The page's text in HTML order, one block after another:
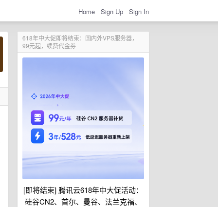
Home Sign Up Sign In
618年中大促即将结束：国内外VPS服务器，
99元起，续费代金券
[即将结束] 腾讯云618年中大促活动：
硅谷CN2、首尔、曼谷、法兰克福、